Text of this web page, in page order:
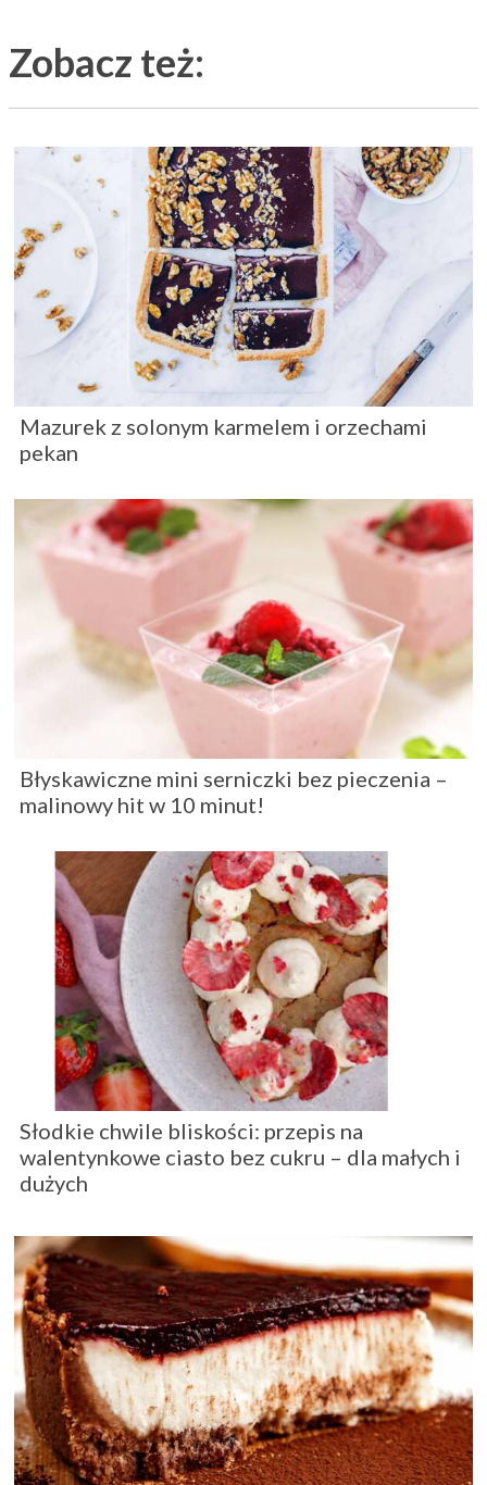
Zobacz też:
Mazurek z solonym karmelem i orzechami
pekan
Błyskawiczne mini serniczki bez pieczenia –
malinowy hit w 10 minut!
Słodkie chwile bliskości: przepis na
walentynkowe ciasto bez cukru – dla małych i
dużych